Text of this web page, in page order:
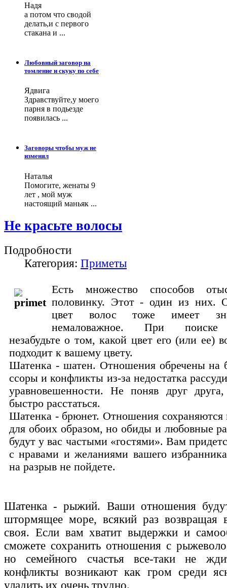
Надя
а потом что сводой
делать,и с первого
стакана и ...
Любовный заговор на
томление и скуку по себе
Ядвига
Здравствуйте,у моего
парня в подьезде
появилась ...
Заговоры чтобы муж не
изменял
Наталья
Помогите, женаты 9
лет , мой муж
настоящий маньяк ...
Не красьте волосы
Подробности
Категория: Приметы
Есть множество способов
половинку. Этот - один из них.
цвет волос тоже имеет
немаловажное. При поиске
незабудьте о том, какой цвет его (или ее)
подходит к вашему цвету.
Шатенка - шатен. Отношения обречены на
ссоры и конфликты из-за недостатка
уравновешенности. Не поняв друг
быстро расстаться.
Шатенка - брюнет. Отношения
для обоих образом, но обиды и любовные
будут у вас частыми «гостями». Вам
с нравами и желаниями вашего
на разрыв не пойдете.
Шатенка - рыжий. Ваши отношения
штормящее море, всякий раз возвращая
своя. Если вам хватит выдержки и
сможете сохранить отношения с
но семейного счастья все-таки не
конфликты возникают как гром среди
уладить их очень трудно.